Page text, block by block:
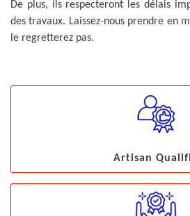
De plus, ils respecteront les délais
des travaux. Laissez-nous prendre en
le regretterez pas.
Artisan